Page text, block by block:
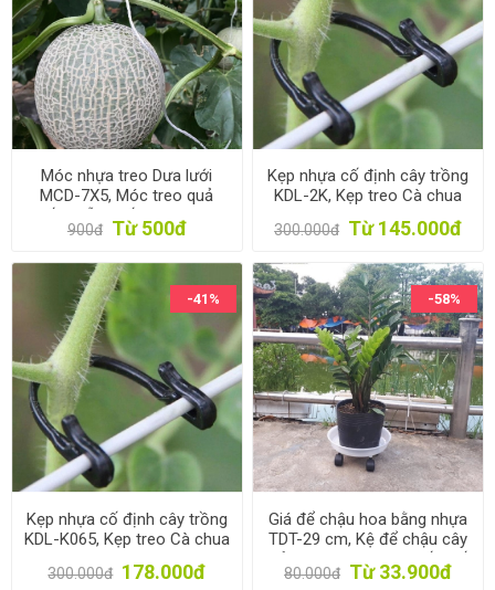
Móc nhựa treo Dưa lưới
MCD-7X5, Móc treo quả
chống gẫy cuống, Móc treo
dưa chống đứt dây
900đ Từ 500đ
Kẹp nhựa cố định cây trồng
KDL-2K, Kẹp treo Cà chua
Dưa leo,, Kẹp treo trái cây
300.000đ Từ 145.000đ
-41%
Kẹp nhựa cố định cây trồng
KDL-K065, Kẹp treo Cà chua
300.000đ 178.000đ
-58%
Giá để chậu hoa bằng nhựa
TDT-29 cm, Kệ để chậu cây
cảnh 4 bánh trong suốt, Đế
chậu cây có bánh xe lăn
80.000đ Từ 33.900đ